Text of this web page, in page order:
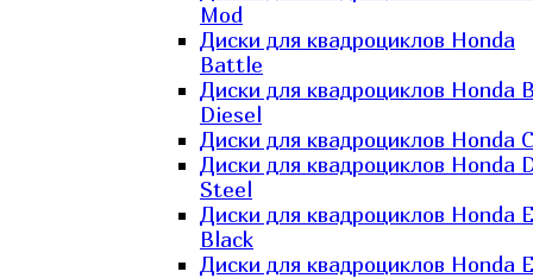
Mod
Диски для квадроциклов Honda
Battle
Диски для квадроциклов Honda
Diesel
Диски для квадроциклов Honda
Диски для квадроциклов Honda
Steel
Диски для квадроциклов Honda
Black
Диски для квадроциклов Honda